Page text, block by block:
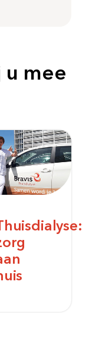
u mee